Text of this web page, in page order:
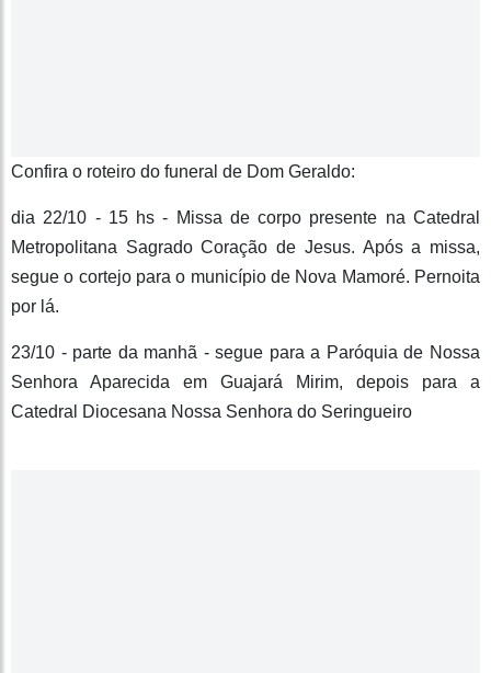
Confira o roteiro do funeral de Dom Geraldo:
dia 22/10 - 15 hs - Missa de corpo presente na Catedral
Metropolitana Sagrado Coração de Jesus. Após a missa,
segue o cortejo para o município de Nova Mamoré. Pernoita
por lá.
23/10 - parte da manhã - segue para a Paróquia de Nossa
Senhora Aparecida em Guajará Mirim, depois para a
Catedral Diocesana Nossa Senhora do Seringueiro